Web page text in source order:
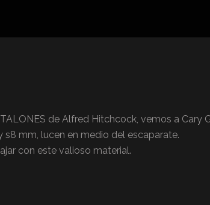
de Alfred Hitchcock, vemos a Cary
s8 mm, lucen en medio del escaparate.
con este valioso material.